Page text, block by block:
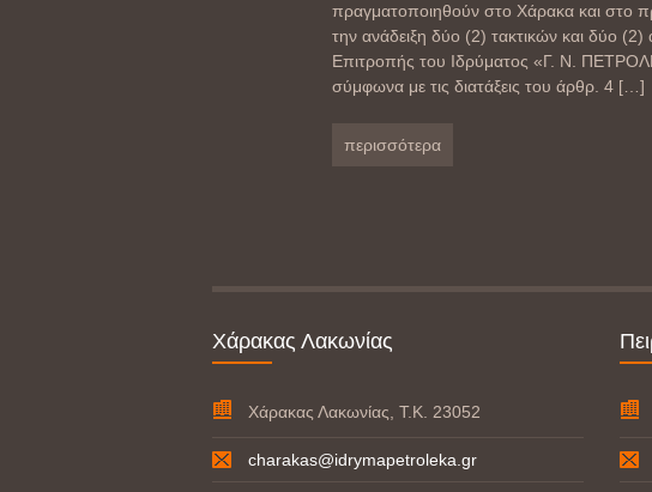
πραγματοποιηθούν στο Χάρακα και στο
την ανάδειξη δύο (2) τακτικών και δύο (2)
Επιτροπής του Ιδρύματος «Γ. Ν.
σύμφωνα με τις διατάξεις του άρθρ. 4 […]
περισσότερα
Χάρακας Λακωνίας
Χάρακας Λακωνίας, Τ.Κ. 23052
charakas@idrymapetroleka.gr